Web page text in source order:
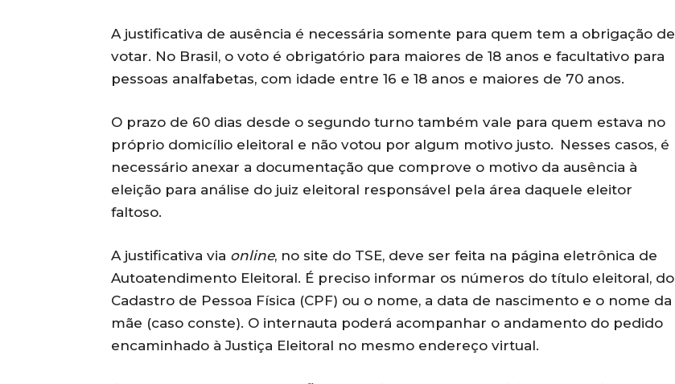
A justificativa de ausência é necessária somente para quem tem a obrigação de
votar. No Brasil, o voto é obrigatório para maiores de 18 anos e facultativo para
pessoas analfabetas, com idade entre 16 e 18 anos e maiores de 70 anos.
O prazo de 60 dias desde o segundo turno também vale para quem estava no
próprio domicílio eleitoral e não votou por algum motivo justo. Nesses casos, é
necessário anexar a documentação que comprove o motivo da ausência à
eleição para análise do juiz eleitoral responsável pela área daquele eleitor
faltoso.
A justificativa via online, no site do TSE, deve ser feita na página eletrônica de
Autoatendimento Eleitoral. É preciso informar os números do título eleitoral, do
Cadastro de Pessoa Física (CPF) ou o nome, a data de nascimento e o nome da
mãe (caso conste). O internauta poderá acompanhar o andamento do pedido
encaminhado à Justiça Eleitoral no mesmo endereço virtual.